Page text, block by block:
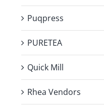
Puqpress
PURETEA
Quick Mill
Rhea Vendors